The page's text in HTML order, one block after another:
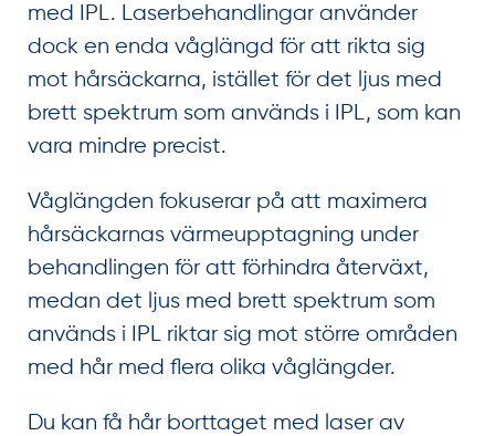
med IPL. Laserbehandlingar använder
dock en enda våglängd för att rikta sig
mot hårsäckarna, istället för det ljus med
brett spektrum som används i IPL, som kan
vara mindre precist.
Våglängden fokuserar på att maximera
hårsäckarnas värmeupptagning under
behandlingen för att förhindra återväxt,
medan det ljus med brett spektrum som
används i IPL riktar sig mot större områden
med hår med flera olika våglängder.
Du kan få hår borttaget med laser av